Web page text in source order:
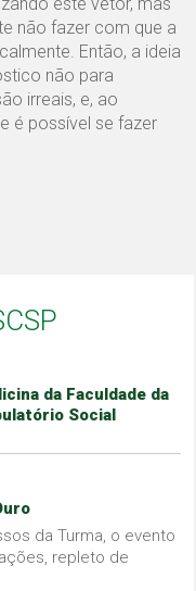
não fazer com que a
Então, a ideia
não para
irreais, e, ao
é possível se fazer
da Faculdade da
Social
da Turma, o evento
repleto de